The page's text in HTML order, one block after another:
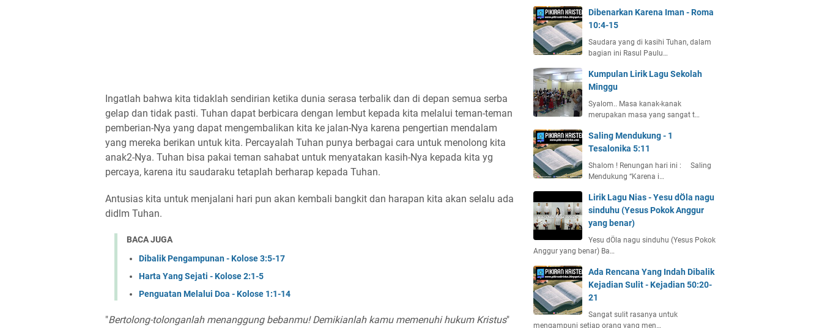
Ingatlah bahwa kita tidaklah sendirian ketika dunia serasa terbalik dan di depan semua serba
gelap dan tidak pasti. Tuhan dapat berbicara dengan lembut kepada kita melalui teman-teman
pemberian-Nya yang dapat mengembalikan kita ke jalan-Nya karena pengertian mendalam
yang mereka berikan untuk kita. Percayalah Tuhan punya berbagai cara untuk menolong kita
anak2-Nya. Tuhan bisa pakai teman sahabat untuk menyatakan kasih-Nya kepada kita yg
percaya, karena itu saudaraku tetaplah berharap kepada Tuhan.
Antusias kita untuk menjalani hari pun akan kembali bangkit dan harapan kita akan selalu ada
didlm Tuhan.
BACA JUGA
Dibalik Pengampunan - Kolose 3:5-17
Harta Yang Sejati - Kolose 2:1-5
Penguatan Melalui Doa - Kolose 1:1-14
"Bertolong-tolonganlah menanggung bebanmu! Demikianlah kamu memenuhi hukum Kristus"
Dibenarkan Karena Iman - Roma
10:4-15
Saudara yang di kasihi Tuhan, dalam
bagian ini Rasul Paulu…
Kumpulan Lirik Lagu Sekolah
Minggu
Syalom.. Masa kanak-kanak
merupakan masa yang sangat t…
Saling Mendukung - 1
Tesalonika 5:11
Shalom ! Renungan hari ini : Saling
Mendukung “Karena i…
Lirik Lagu Nias - Yesu dÖla nagu
sinduhu (Yesus Pokok Anggur
yang benar)
Yesu dÖla nagu sinduhu (Yesus Pokok
Anggur yang benar) Ba…
Ada Rencana Yang Indah Dibalik
Kejadian Sulit - Kejadian 50:20-
21
Sangat sulit rasanya untuk
mengampuni setiap orang yang men…